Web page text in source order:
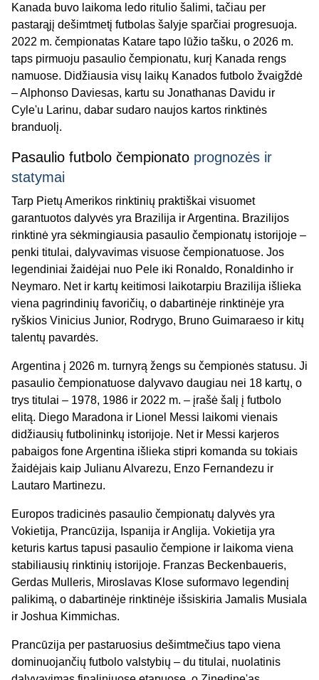
Kanada buvo laikoma ledo ritulio šalimi, tačiau per
pastarąjį dešimtmetį futbolas šalyje sparčiai progresuoja.
2022 m. čempionatas Katare tapo lūžio tašku, o 2026 m.
taps pirmuoju pasaulio čempionatu, kurį Kanada rengs
namuose. Didžiausia visų laikų Kanados futbolo žvaigždė
– Alphonso Daviesas, kartu su Jonathanas Davidu ir
Cyle'u Larinu, dabar sudaro naujos kartos rinktinės
branduolį.
Pasaulio futbolo čempionato prognozės ir
statymai
Tarp Pietų Amerikos rinktinių praktiškai visuomet
garantuotos dalyvės yra Brazilija ir Argentina. Brazilijos
rinktinė yra sėkmingiausia pasaulio čempionatų istorijoje –
penki titulai, dalyvavimas visuose čempionatuose. Jos
legendiniai žaidėjai nuo Pele iki Ronaldo, Ronaldinho ir
Neymaro. Net ir kartų keitimosi laikotarpiu Brazilija išlieka
viena pagrindinių favoričių, o dabartinėje rinktinėje yra
ryškios Vinicius Junior, Rodrygo, Bruno Guimaraeso ir kitų
talentų pavardės.
Argentina į 2026 m. turnyrą žengs su čempionės statusu. Ji
pasaulio čempionatuose dalyvavo daugiau nei 18 kartų, o
trys titulai – 1978, 1986 ir 2022 m. – įrašė šalį į futbolo
elitą. Diego Maradona ir Lionel Messi laikomi vienais
didžiausių futbolininkų istorijoje. Net ir Messi karjeros
pabaigos fone Argentina išlieka stipri komanda su tokiais
žaidėjais kaip Julianu Alvarezu, Enzo Fernandezu ir
Lautaro Martinezu.
Europos tradicinės pasaulio čempionatų dalyvės yra
Vokietija, Prancūzija, Ispanija ir Anglija. Vokietija yra
keturis kartus tapusi pasaulio čempione ir laikoma viena
stabiliausių rinktinių istorijoje. Franzas Beckenbaueris,
Gerdas Mulleris, Miroslavas Klose suformavo legendinį
palikimą, o dabartinėje rinktinėje išsiskiria Jamalis Musiala
ir Joshua Kimmichas.
Prancūzija per pastaruosius dešimtmečius tapo viena
dominuojančių futbolo valstybių – du titulai, nuolatinis